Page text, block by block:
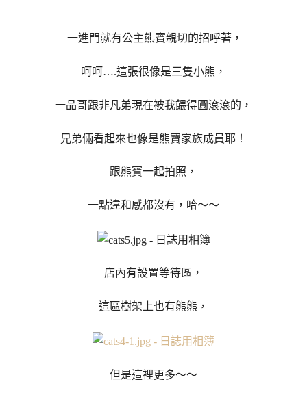
一進門就有公主熊寶親切的招呼著，
呵呵….這張很像是三隻小熊，
一品哥跟非凡弟現在被我餵得圓滾滾的，
兄弟倆看起來也像是熊寶家族成員耶！
跟熊寶一起拍照，
一點違和感都沒有，哈～～
店內有設置等待區，
這區樹架上也有熊熊，
但是這裡更多～～